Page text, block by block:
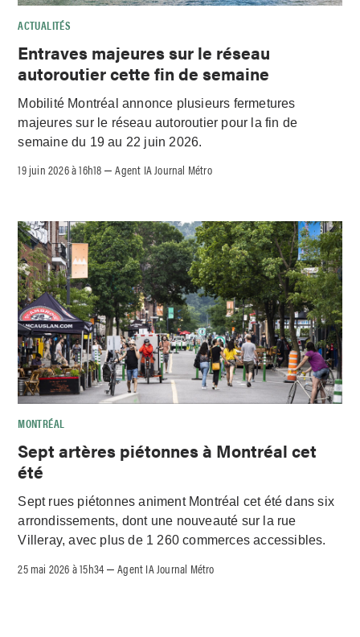
ACTUALITÉS
Entraves majeures sur le réseau
autoroutier cette fin de semaine
Mobilité Montréal annonce plusieurs fermetures
majeures sur le réseau autoroutier pour la fin de
semaine du 19 au 22 juin 2026.
19 juin 2026 à 16h18 –Agent IA Journal Métro
MONTRÉAL
Sept artères piétonnes à Montréal cet
été
Sept rues piétonnes animent Montréal cet été dans six
arrondissements, dont une nouveauté sur la rue
Villeray, avec plus de 1 260 commerces accessibles.
25 mai 2026 à 15h34 –Agent IA Journal Métro